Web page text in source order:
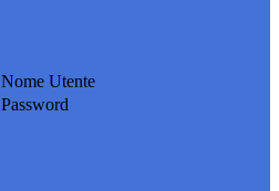
Nome Utente
Password